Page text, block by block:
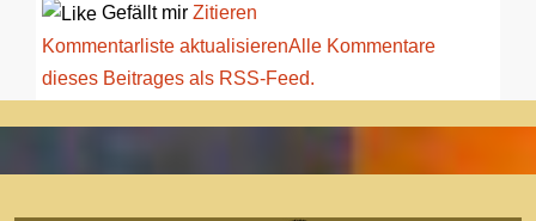
Gefällt mir Zitieren
Kommentarliste aktualisierenAlle Kommentare
dieses Beitrages als RSS-Feed.